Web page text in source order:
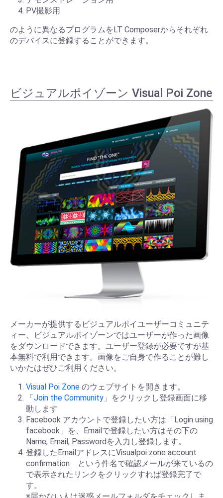
PV撮影用
のように異なるプログラムをLT Composerからそれぞれ
のデバイスに登録することができます。
ビジュアルポイゾーン Visual Poi Zone
メーカーが提供するビジュアルポイユーザーコミュニテ
ィー、ビジュアルポイゾーンではユーザーが作った画像
をダウンロードできます。ユーザー登録が必要ですが基
本無料で利用できます。画像をご自身で作ることが難し
いかたはぜひご利用ください。
Visual Poi Zone のウェブサイトを開きます。
「 Join the Community 」をクリックし登録画面に移
動します
Facebook アカウントで登録したい方は「Login using
facebook」を、Emailで登録したい方はその下の
Name, Email, Passwordを入力し登録します。
登録したEmailアドレスにVisualpoi zone account
confirmation という件名で確認メールが来ているの
で表示されたリンクをクリックすれば登録完了で
す。